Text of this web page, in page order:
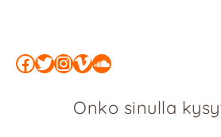
Facebook
Twitter
Instagram
Vimeo
SoundCloud
Onko sinulla